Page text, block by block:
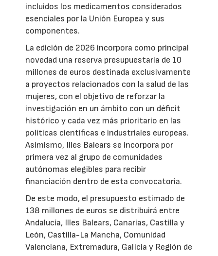
incluidos los medicamentos considerados
esenciales por la Unión Europea y sus
componentes.
La edición de 2026 incorpora como principal
novedad una reserva presupuestaria de 10
millones de euros destinada exclusivamente
a proyectos relacionados con la salud de las
mujeres, con el objetivo de reforzar la
investigación en un ámbito con un déficit
histórico y cada vez más prioritario en las
políticas científicas e industriales europeas.
Asimismo, Illes Balears se incorpora por
primera vez al grupo de comunidades
autónomas elegibles para recibir
financiación dentro de esta convocatoria.
De este modo, el presupuesto estimado de
138 millones de euros se distribuirá entre
Andalucía, Illes Balears, Canarias, Castilla y
León, Castilla-La Mancha, Comunidad
Valenciana, Extremadura, Galicia y Región de